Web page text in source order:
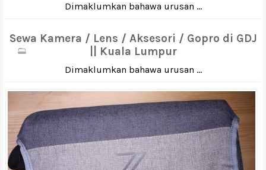
Dimaklumkan bahawa urusan ...
Sewa Kamera / Lens / Aksesori / Gopro di GDJ
|| Kuala Lumpur
Dimaklumkan bahawa urusan ...